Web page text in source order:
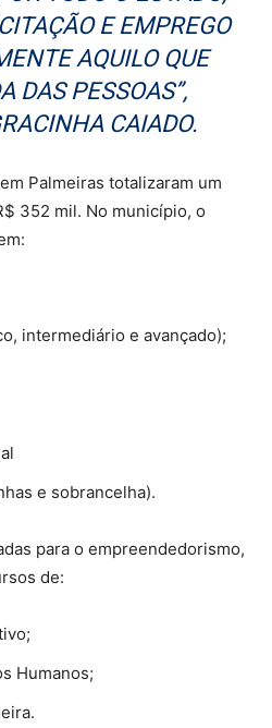
E EMPREGO
AQUILO QUE
DAS PESSOAS”,
CAIADO.
Palmeiras totalizaram um
352 mil. No município, o
intermediário e avançado);
e sobrancelha).
para o empreendedorismo,
de:
Humanos;